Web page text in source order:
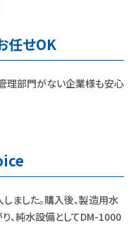
任せOK
理部門がない企業様も安心
ました。購入後、製造用水
、純水設備としてDM-1000